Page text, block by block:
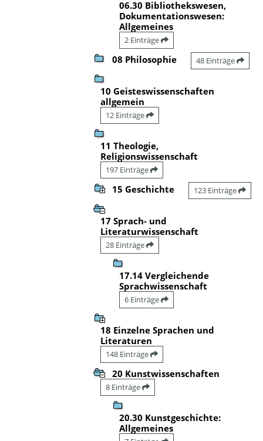
06.30 Bibliothekswesen,
Dokumentationswesen:
Allgemeines
2 Einträge
08 Philosophie 48 Einträge
10 Geisteswissenschaften
allgemein
12 Einträge
11 Theologie,
Religionswissenschaft
197 Einträge
15 Geschichte 123 Einträge
17 Sprach- und
Literaturwissenschaft
28 Einträge
17.14 Vergleichende
Sprachwissenschaft
6 Einträge
18 Einzelne Sprachen und
Literaturen
148 Einträge
20 Kunstwissenschaften
8 Einträge
20.30 Kunstgeschichte:
Allgemeines